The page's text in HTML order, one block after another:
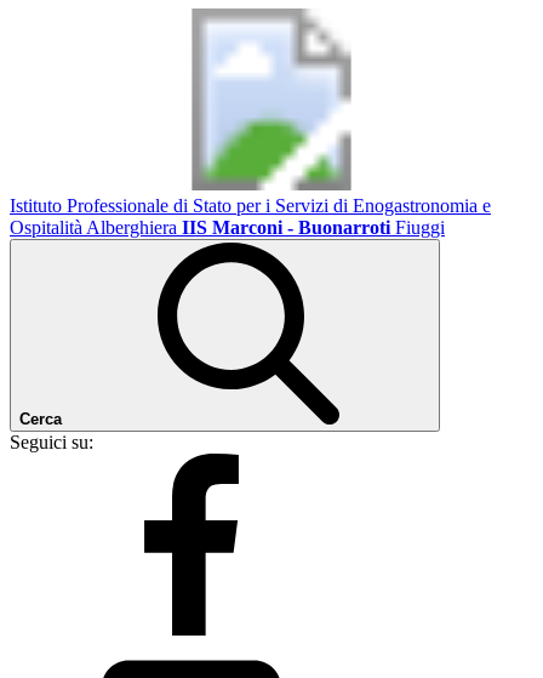
Istituto Professionale di Stato per i Servizi di Enogastronomia e
Ospitalità Alberghiera IIS Marconi - Buonarroti Fiuggi
Cerca
Seguici su: